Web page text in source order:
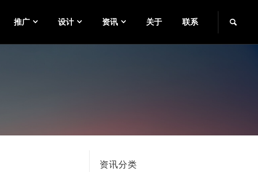
推广 设计 资讯 关于 联系
资讯分类